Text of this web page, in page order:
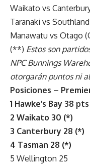
Waikato vs
Taranaki vs Southland
Manawatu vs Otago
(**) Estos son
NPC Bunnings
otorgarán puntos ni
Posiciones –
1 Hawke’s Bay 38
2 Waikato 30 (*)
3 Canterbury 28 (*)
4 Tasman 28 (*)
5 Wellington 25